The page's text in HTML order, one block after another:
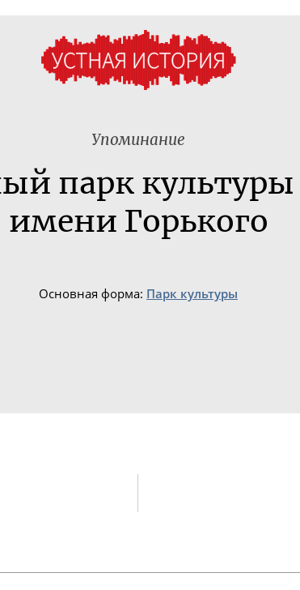
Упоминание
парк
имени Горького
Основная форма: Парк культуры